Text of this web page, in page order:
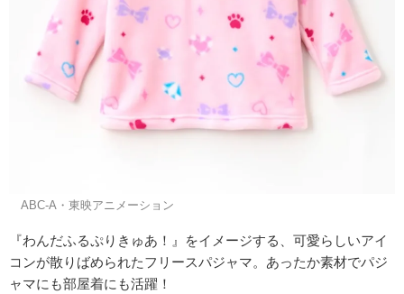
©ABC-A・東映アニメーション
『わんだふるぷりきゅあ！』をイメージする、可愛らしいアイ
コンが散りばめられたフリースパジャマ。あったか素材でパジ
ャマにも部屋着にも活躍！